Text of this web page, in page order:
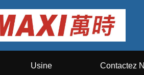
Usine Contactez